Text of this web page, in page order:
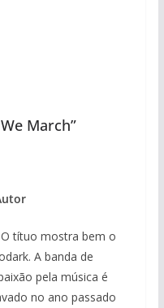
March”
títuo mostra bem o
A banda de
pela música é
no ano passado